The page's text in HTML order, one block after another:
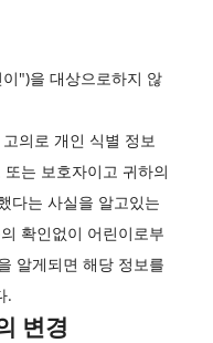
")을 대상으로하지 않
의로 개인 식별 정보
는 보호자이고 귀하의
다는 사실을 알고있는
확인없이 어린이로부
알게되면 해당 정보를
.
변경